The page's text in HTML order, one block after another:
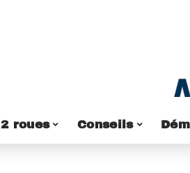
2 roues Conseils